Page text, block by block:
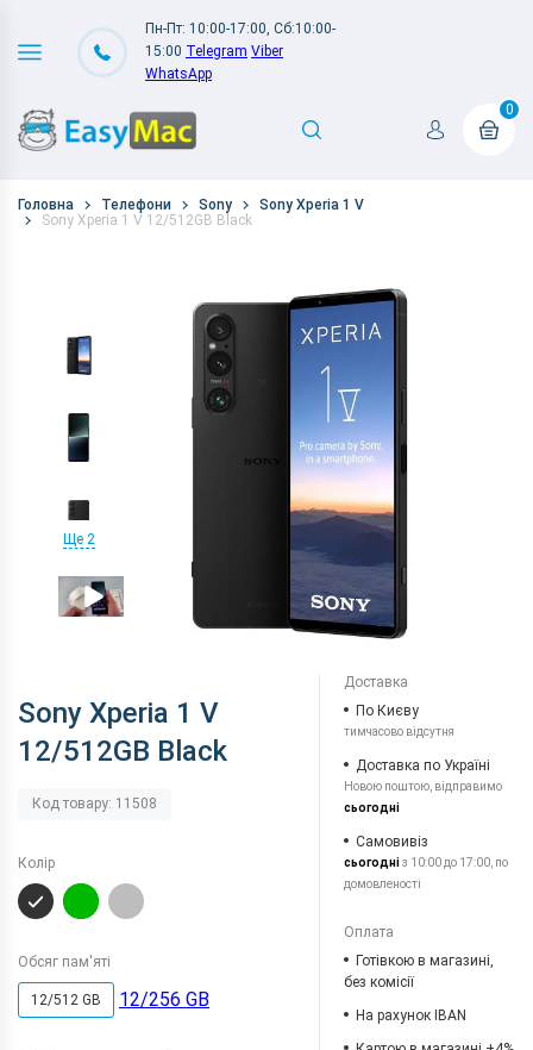
Пн-Пт: 10:00-17:00, Сб:10:00-
15:00 Telegram Viber
WhatsApp
0
Головна Телефони Sony
Sony Xperia 1 V
Sony Xperia 1 V 12/512GB Black
Ще 2
Sony Xperia 1 V
12/512GB Black
Код товару: 11508
Колір
Обсяг пам'яті
12/512 GB 12/256 GB
Доставка
По Києву
тимчасово відсутня
Доставка по Україні
Новою поштою, відправимо
сьогодні
Самовивіз
сьогодніз 10:00 до 17:00, по
домовленості
Оплата
Готівкою в магазині,
без комісії
На рахунок IBAN